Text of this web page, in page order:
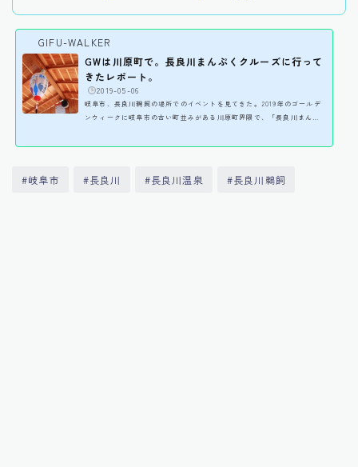
GIFU-WALKER
GWは川原町で。長良川まんぷくクルーズに行って
きたレポート。
️2019-05-06
岐阜市、長良川鵜飼の場所でのイベントを見てきた。2019年のゴールデ
ンウィークに岐阜市の古い町並みがある川原町界隈で、「長良川まんぷ
も見かけました。岐阜公園までそこそこ距離のある無料で停められる第3
#岐阜市 #長良川 #長良川温泉 #長良川鵜飼